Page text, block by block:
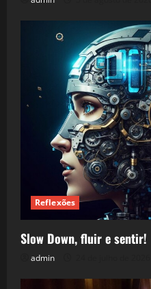
Reflexões
Slow Down, fluir e sentir!
admin